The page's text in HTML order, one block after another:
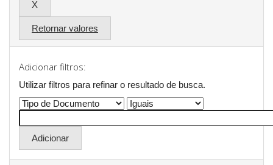
Retornar valores
Adicionar filtros:
Utilizar filtros para refinar o resultado de busca.